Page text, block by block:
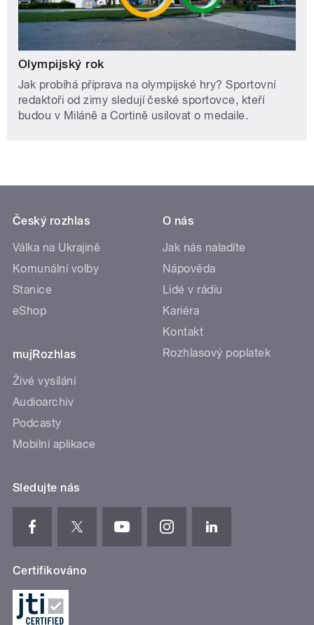
Olympijský rok
Jak probíhá příprava na olympijské hry? Sportovní
redaktoři od zimy sledují české sportovce, kteří
budou v Miláně a Cortině usilovat o medaile.
Český rozhlas
Válka na Ukrajině
Komunální volby
Stanice
eShop
mujRozhlas
Živé vysílání
Audioarchiv
Podcasty
Mobilní aplikace
O nás
Jak nás naladíte
Nápověda
Lidé v rádiu
Kariéra
Kontakt
Rozhlasový poplatek
Sledujte nás
Certifikováno